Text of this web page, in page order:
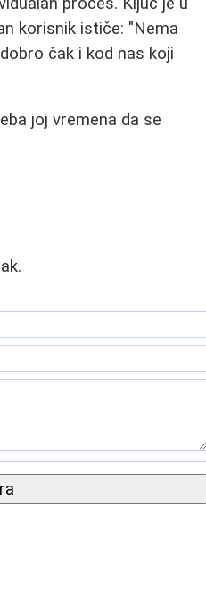
korisnik ističe: "Nema
čak i kod nas koji
joj vremena da se